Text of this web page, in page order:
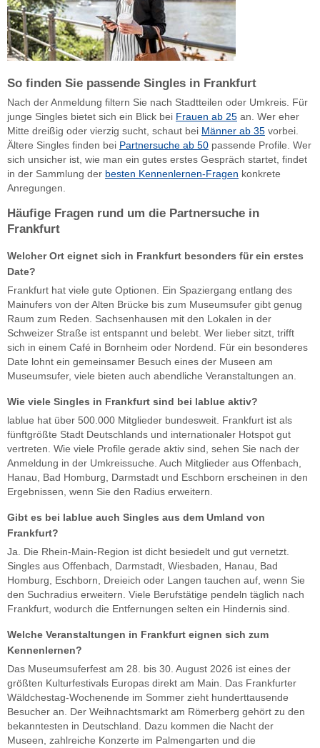
So finden Sie passende Singles in Frankfurt
Nach der Anmeldung filtern Sie nach Stadtteilen oder Umkreis. Für
junge Singles bietet sich ein Blick bei Frauen ab 25 an. Wer eher
Mitte dreißig oder vierzig sucht, schaut bei Männer ab 35 vorbei.
Ältere Singles finden bei Partnersuche ab 50 passende Profile. Wer
sich unsicher ist, wie man ein gutes erstes Gespräch startet, findet
in der Sammlung der besten Kennenlernen-Fragen konkrete
Anregungen.
Häufige Fragen rund um die Partnersuche in
Frankfurt
Welcher Ort eignet sich in Frankfurt besonders für ein erstes
Date?
Frankfurt hat viele gute Optionen. Ein Spaziergang entlang des
Mainufers von der Alten Brücke bis zum Museumsufer gibt genug
Raum zum Reden. Sachsenhausen mit den Lokalen in der
Schweizer Straße ist entspannt und belebt. Wer lieber sitzt, trifft
sich in einem Café in Bornheim oder Nordend. Für ein besonderes
Date lohnt ein gemeinsamer Besuch eines der Museen am
Museumsufer, viele bieten auch abendliche Veranstaltungen an.
Wie viele Singles in Frankfurt sind bei lablue aktiv?
lablue hat über 500.000 Mitglieder bundesweit. Frankfurt ist als
fünftgrößte Stadt Deutschlands und internationaler Hotspot gut
vertreten. Wie viele Profile gerade aktiv sind, sehen Sie nach der
Anmeldung in der Umkreissuche. Auch Mitglieder aus Offenbach,
Hanau, Bad Homburg, Darmstadt und Eschborn erscheinen in den
Ergebnissen, wenn Sie den Radius erweitern.
Gibt es bei lablue auch Singles aus dem Umland von
Frankfurt?
Ja. Die Rhein-Main-Region ist dicht besiedelt und gut vernetzt.
Singles aus Offenbach, Darmstadt, Wiesbaden, Hanau, Bad
Homburg, Eschborn, Dreieich oder Langen tauchen auf, wenn Sie
den Suchradius erweitern. Viele Berufstätige pendeln täglich nach
Frankfurt, wodurch die Entfernungen selten ein Hindernis sind.
Welche Veranstaltungen in Frankfurt eignen sich zum
Kennenlernen?
Das Museumsuferfest am 28. bis 30. August 2026 ist eines der
größten Kulturfestivals Europas direkt am Main. Das Frankfurter
Wäldchestag-Wochenende im Sommer zieht hunderttausende
Besucher an. Der Weihnachtsmarkt am Römerberg gehört zu den
bekanntesten in Deutschland. Dazu kommen die Nacht der
Museen, zahlreiche Konzerte im Palmengarten und die